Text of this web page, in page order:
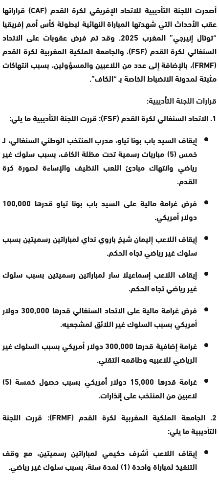
أصدرت اللجنة التأديبية للاتحاد الإفريقي لكرة القدم (CAF) قراراتها
عقب الأحداث التي شهدتها المباراة النهائية لبطولة كأس أمم إفريقيا
“توتال إنيرجي” المغرب 2025. وقد تم فرض عقوبات على الاتحاد
السنغالي لكرة القدم (FSF)، والجامعة الملكية المغربية لكرة القدم
(FRMF)، بالإضافة إلى عدد من اللاعبين والمسؤولين، بسبب انتهاكات
مثبتة لمدونة الانضباط الخاصة بـ “الكاف”.
قرارات اللجنة التأديبية:
1. الاتحاد السنغالي لكرة القدم (FSF):
قررت اللجنة التأديبية ما يلي:
إيقاف السيد باب بونا تياو، مدرب المنتخب الوطني السنغالي، لـ
خمس (5) مباريات رسمية
تحت مظلة الكاف، بسبب سلوك غير
رياضي وانتهاك مبادئ اللعب النظيف والإساءة لصورة كرة
القدم.
فرض غرامة مالية على السيد باب بونا تياوقدرها 100,000
دولار أمريكي.
إيقاف اللاعب إليمان شيخ باروي ندايلمباراتين رسميتين بسبب
سلوك غير رياضي تجاه الحكم.
إيقاف اللاعب إسماعيلا سار لمباراتين رسميتين بسبب سلوك
غير رياضي تجاه الحكم.
فرض غرامة مالية على الاتحاد السنغالي قدرها
300,000 دولار
أمريكيبسبب السلوك غير اللائق لمشجعيه.
غرامة إضافية قدرها 300,000 دولار أمريكي
بسبب السلوك غير
الرياضي للاعبيه وطاقمه التقني.
غرامة قدرها 15,000 دولار أمريكي
بسبب حصول خمسة (5)
لاعبين من المنتخب على إنذارات.
2. الجامعة الملكية المغربية لكرة القدم (FRMF):
قررت اللجنة
التأديبية ما يلي:
إيقاف اللاعب أشرف حكيمي لمباراتين رسميتين، مع وقف
التنفيذ لمباراة واحدة (1) لمدة سنة، بسبب سلوك غير رياضي.